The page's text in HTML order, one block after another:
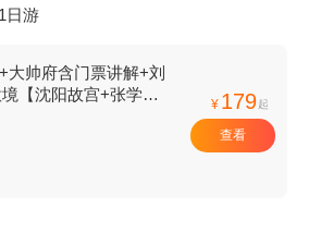
日游
大帅府含门票讲解+刘
【沈阳故宫+张学良
票和讲解+刘老根/南
（表演3选1）含VIP】
¥ 179起
查看